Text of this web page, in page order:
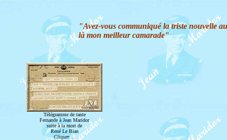
"Avez-vous communiqué la triste nouvelle
là mon meilleur camarade"
Télégramme de tante
Fernande à Jean Maridor
suite à la mort de
René Le Bian
Cliquer ...